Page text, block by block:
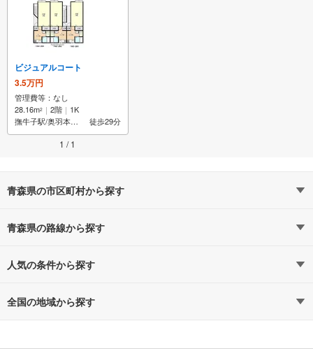
ビジュアルコート
3.5万円
管理費等：なし
28.16m2 2階
1K
撫牛子駅/奥羽本線線
徒歩29分
1 / 1
青森県の市区町村から探す
青森県の路線から探す
人気の条件から探す
全国の地域から探す